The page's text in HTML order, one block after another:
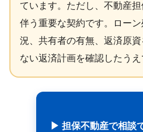
ています。ただし、不動産
伴う重要な契約です。ロー
況、共有者の有無、返済原
ない返済計画を確認したうえ
▶ 担保不動産で相談